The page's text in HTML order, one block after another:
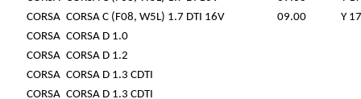
CORSA CORSA C (F08, W5L) 1.7 DTI 16V 09.00
Y
CORSA CORSA D 1.0
CORSA CORSA D 1.2
CORSA CORSA D 1.3 CDTI
CORSA CORSA D 1.3 CDTI